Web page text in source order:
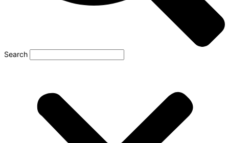
Search